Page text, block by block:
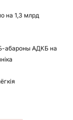
на 1,3 млрд
абароны АДКБ на